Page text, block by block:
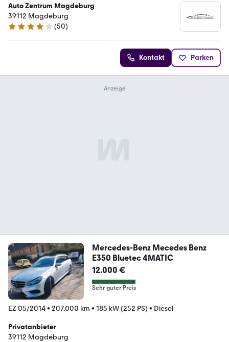
Auto Zentrum Magdeburg
39112 Magdeburg
4 Sterne
(50)
Kontakt Parken
Mercedes-Benz Mecedes Benz
E350 Bluetec 4MATIC
12.000 €
Sehr guter Preis
EZ 05/2014• 207.000 km • 185 kW (252 PS) • Diesel
Privatanbieter
39112 Magdeburg